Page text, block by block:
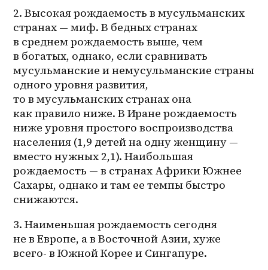
2. Высокая рождаемость в мусульманских
странах — миф. В бедных странах
в среднем рождаемость выше, чем
в богатых, однако, если сравнивать
мусульманские и немусульманские страны
одного уровня развития,
то в мусульманских странах она
как правило ниже. В Иране рождаемость
ниже уровня простого воспроизводства
населения (1,9 детей на одну женщину —
вместо нужных 2,1). Наибольшая
рождаемость — в странах Африки Южнее
Сахары, однако и там ее темпы быстро
снижаются.
3. Наименьшая рождаемость сегодня
не в Европе, а в Восточной Азии, хуже
всего- в Южной Корее и Сингапуре.